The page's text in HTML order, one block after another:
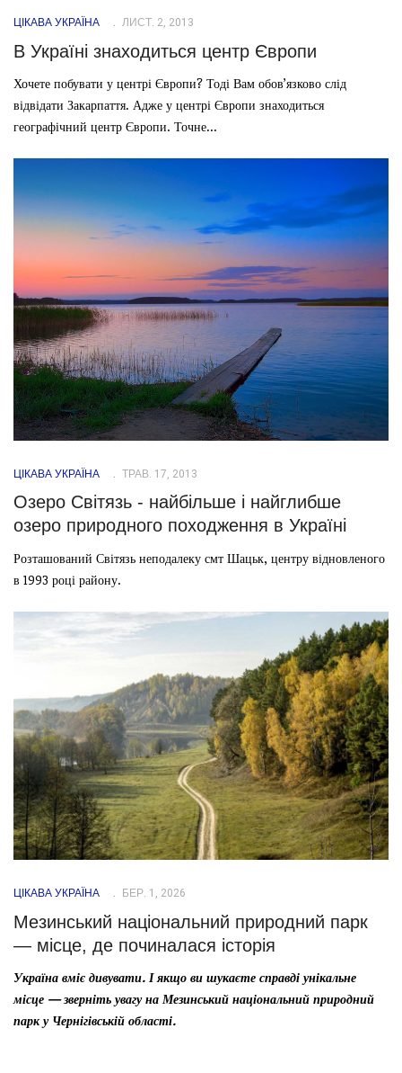
ЦІКАВА УКРАЇНА ЛИСТ. 2, 2013
В Україні знаходиться центр Європи
Хочете побувати у центрі Європи? Тоді Вам обов’язково слід
відвідати Закарпаття. Адже у центрі Європи знаходиться
географічний центр Європи. Точне...
ЦІКАВА УКРАЇНА ТРАВ. 17, 2013
Озеро Світязь - найбільше і найглибше
озеро природного походження в Україні
Розташований Світязь неподалеку смт Шацьк, центру відновленого
в 1993 році району.
ЦІКАВА УКРАЇНА БЕР. 1, 2026
Мезинський національний природний парк
— місце, де починалася історія
Україна вміє дивувати. І якщо ви шукаєте справді унікальне
місце — зверніть увагу на Мезинський національний природний
парк у Чернігівській області.